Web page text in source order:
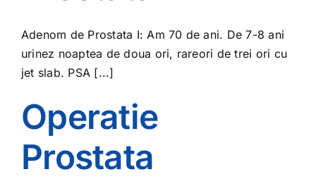
Adenom de Prostata I: Am 70 de ani. De 7-8 ani
urinez noaptea de doua ori, rareori de trei ori cu
jet slab. PSA [...]
Operatie
Prostata